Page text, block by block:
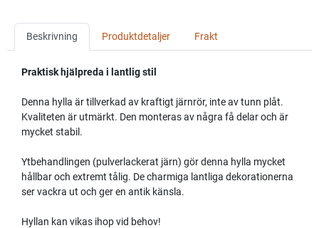
Beskrivning Produktdetaljer Frakt
Praktisk hjälpreda i lantlig stil
Denna hylla är tillverkad av kraftigt järnrör, inte av tunn plåt.
Kvaliteten är utmärkt. Den monteras av några få delar och är
mycket stabil.
Ytbehandlingen (pulverlackerat järn) gör denna hylla mycket
hållbar och extremt tålig. De charmiga lantliga dekorationerna
ser vackra ut och ger en antik känsla.
Hyllan kan vikas ihop vid behov!